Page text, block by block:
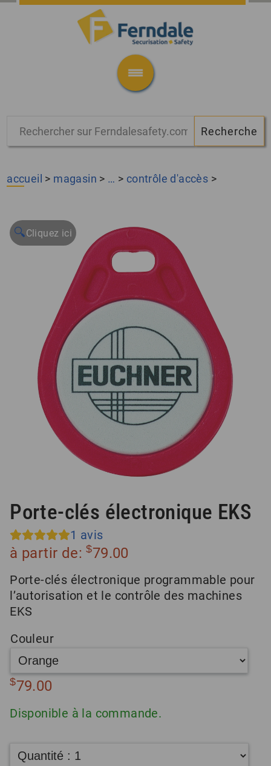
accueil > magasin > … > contrôle d'accès >
🔍
Porte-clés électronique EKS
1 avis
à partir de:$79.00
Porte-clés électronique programmable pour
l’autorisation et le contrôle des machines
EKS
Couleur
$79.00
Disponible à la commande.